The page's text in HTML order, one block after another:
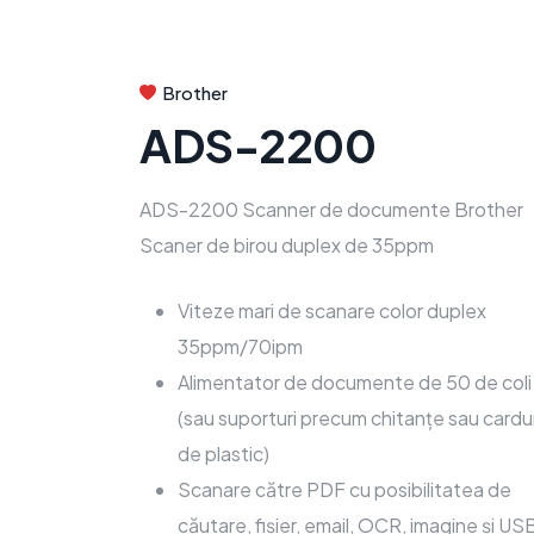
Brother
ADS-2200
ADS-2200 Scanner de documente Brother
Scaner de birou duplex de 35ppm
Viteze mari de scanare color duplex
35ppm/70ipm
Alimentator de documente de 50 de coli
(sau suporturi precum chitanțe sau
de plastic)
Scanare către PDF cu posibilitatea de
căutare, fișier, email, OCR, imagine și